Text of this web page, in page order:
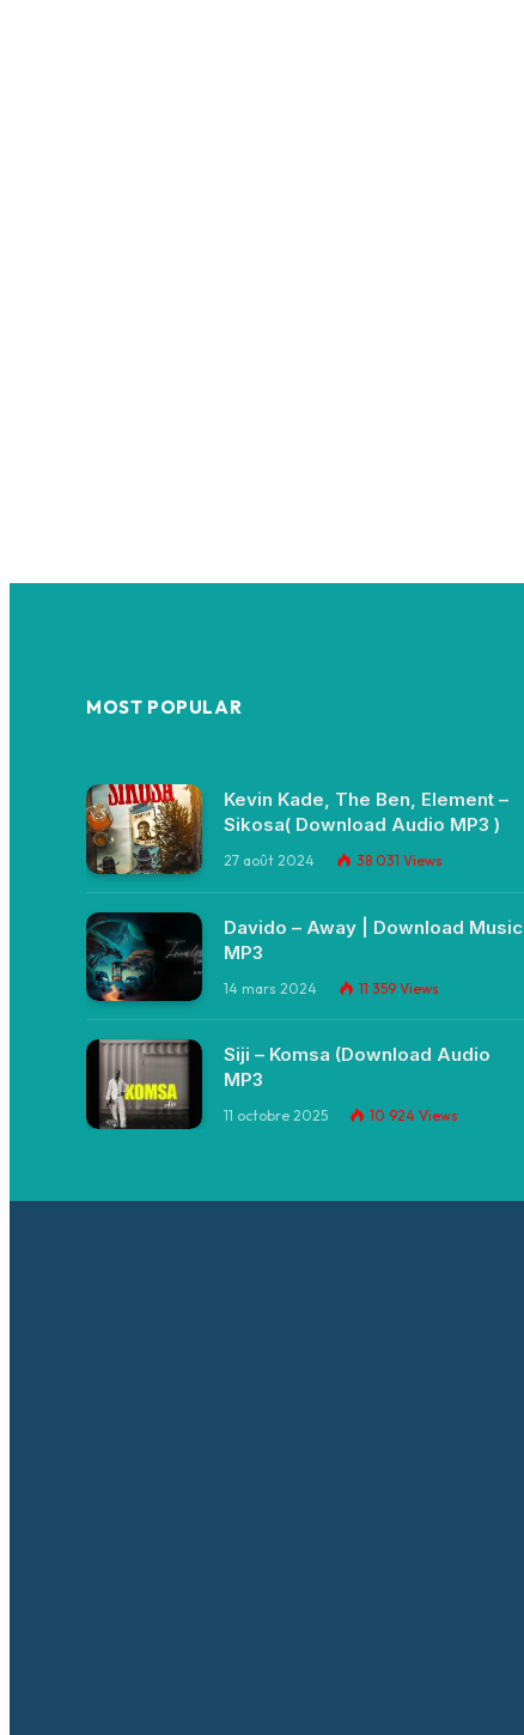
MOST POPULAR
Kevin Kade, The Ben, Element –
Sikosa( Download Audio MP3 )
27 août 2024 38 031 Views
Davido – Away | Download Music
MP3
14 mars 2024 11 359 Views
Siji – Komsa (Download Audio
MP3
11 octobre 2025 10 924 Views